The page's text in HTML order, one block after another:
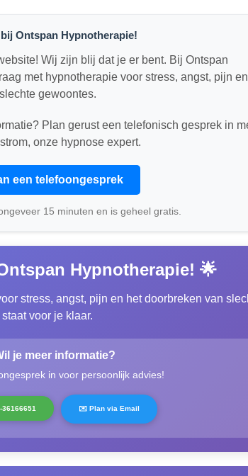
Ontspan Hypnotherapie!
Wij zijn blij dat je er bent. Bij Ontspan
met hypnotherapie voor stress, angst, pijn en
slechte gewoontes.
Plan gerust een telefonisch gesprek in
onze hypnose expert.
een telefoongesprek
15 minuten en is geheel gratis.
Hypnotherapie! 🌟
stress, angst, pijn en het doorbreken van
staat voor je klaar.
je meer informatie?
in voor persoonlijk advies!
36166651 ✉️ Plan via Email